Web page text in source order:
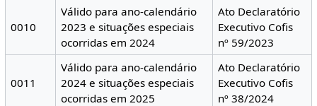
0010
Válido para ano-calendário
2023 e situações especiais
ocorridas em 2024
Ato Declaratório
Executivo Cofis
nº 59/2023
0011
Válido para ano-calendário
2024 e situações especiais
ocorridas em 2025
Ato Declaratório
Executivo Cofis
nº 38/2024